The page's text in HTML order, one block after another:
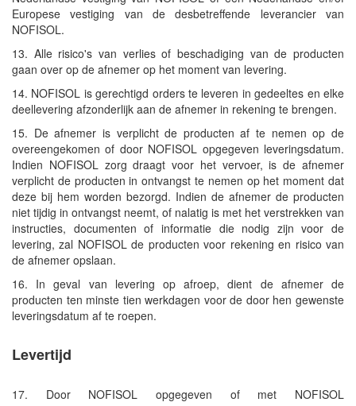
Europese vestiging van de desbetreffende leverancier van
NOFISOL.
13. Alle risico's van verlies of beschadiging van de producten
gaan over op de afnemer op het moment van levering.
14. NOFISOL is gerechtigd orders te leveren in gedeeltes en elke
deellevering afzonderlijk aan de afnemer in rekening te brengen.
15. De afnemer is verplicht de producten af te nemen op de
overeengekomen of door NOFISOL opgegeven leveringsdatum.
Indien NOFISOL zorg draagt voor het vervoer, is de afnemer
verplicht de producten in ontvangst te nemen op het moment dat
deze bij hem worden bezorgd. Indien de afnemer de producten
niet tijdig in ontvangst neemt, of nalatig is met het verstrekken van
instructies, documenten of informatie die nodig zijn voor de
levering, zal NOFISOL de producten voor rekening en risico van
de afnemer opslaan.
16. In geval van levering op afroep, dient de afnemer de
producten ten minste tien werkdagen voor de door hen gewenste
leveringsdatum af te roepen.
Levertijd
17. Door NOFISOL opgegeven of met NOFISOL